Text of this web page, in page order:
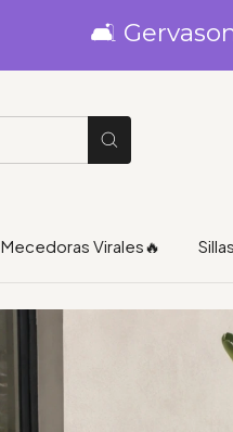
🛋️
Mecedoras Virales🔥 Sillas